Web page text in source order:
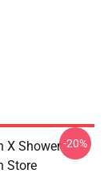
X Shower
Store
-20%